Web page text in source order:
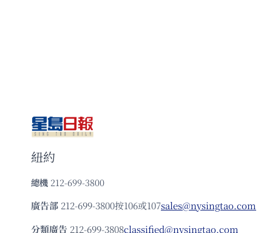
紐約
總機 212-699-3800
廣告部 212-699-3800按106或107sales@nysingtao.com
分類廣告 212-699-3808classified@nysingtao.com